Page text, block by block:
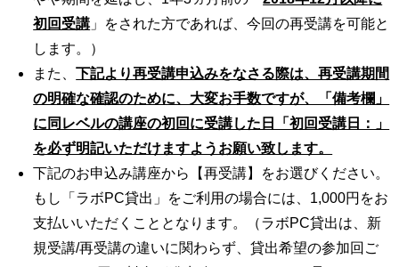
初回受講 」をされた方であれば、今回の再受講を可能と
します。）
また、下記より再受講申込みをなさる際は、再受講期間
の明確な確認のために、大変お手数ですが、「備考欄」
に同レベルの講座の初回に受講した日「初回受講日：」
を必ず明記いただけますようお願い致します。
下記のお申込み講座から【再受講】をお選びください。
もし「ラボPC貸出」をご利用の場合には、1,000円をお
支払いいただくこととなります。（ラボPC貸出は、新
規受講/再受講の違いに関わらず、貸出希望の参加回ご